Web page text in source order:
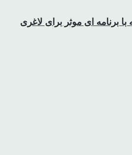
برنامه ای موثر برای لاغری